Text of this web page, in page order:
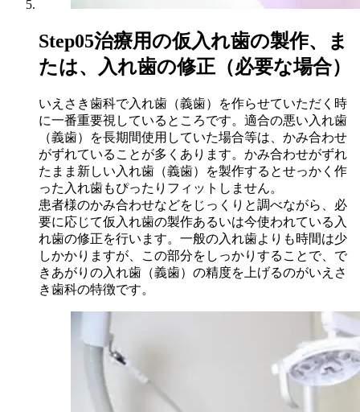
Step05治療用の仮入れ歯の製作、ま
たは、入れ歯の修正（必要な場合）
いえさき歯科で入れ歯（義歯）を作らせていただく時
に一番重要視しているところです。適合の悪い入れ歯
（義歯）を長期間使用していた場合等は、かみ合わせ
がずれていることが多くあります。かみ合わせがずれ
たまま新しい入れ歯（義歯）を製作するとせっかく作
った入れ歯もぴったりフィットしません。
患者様のかみ合わせなどをじっくりと調べながら、必
要に応じて仮入れ歯の製作あるいは今使われている入
れ歯の修正を行います。一般の入れ歯よりも時間は少
しかかりますが、この部分をしっかりすることで、で
きあがりの入れ歯（義歯）の精度を上げるのがいえさ
き歯科の特徴です。